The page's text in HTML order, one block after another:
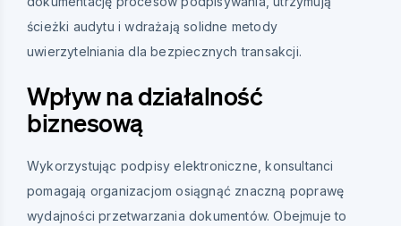
ścieżki audytu i wdrażają solidne metody
uwierzytelniania dla bezpiecznych transakcji.
Wpływ na działalność
biznesową
Wykorzystując podpisy elektroniczne, konsultanci
pomagają organizacjom osiągnąć znaczną poprawę
wydajności przetwarzania dokumentów. Obejmuje to